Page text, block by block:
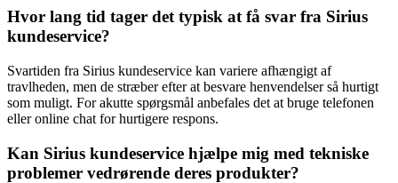
Hvor lang tid tager det typisk at få svar fra Sirius
kundeservice?
Svartiden fra Sirius kundeservice kan variere afhængigt af
travlheden, men de stræber efter at besvare henvendelser så hurtigt
som muligt. For akutte spørgsmål anbefales det at bruge telefonen
eller online chat for hurtigere respons.
Kan Sirius kundeservice hjælpe mig med tekniske
problemer vedrørende deres produkter?